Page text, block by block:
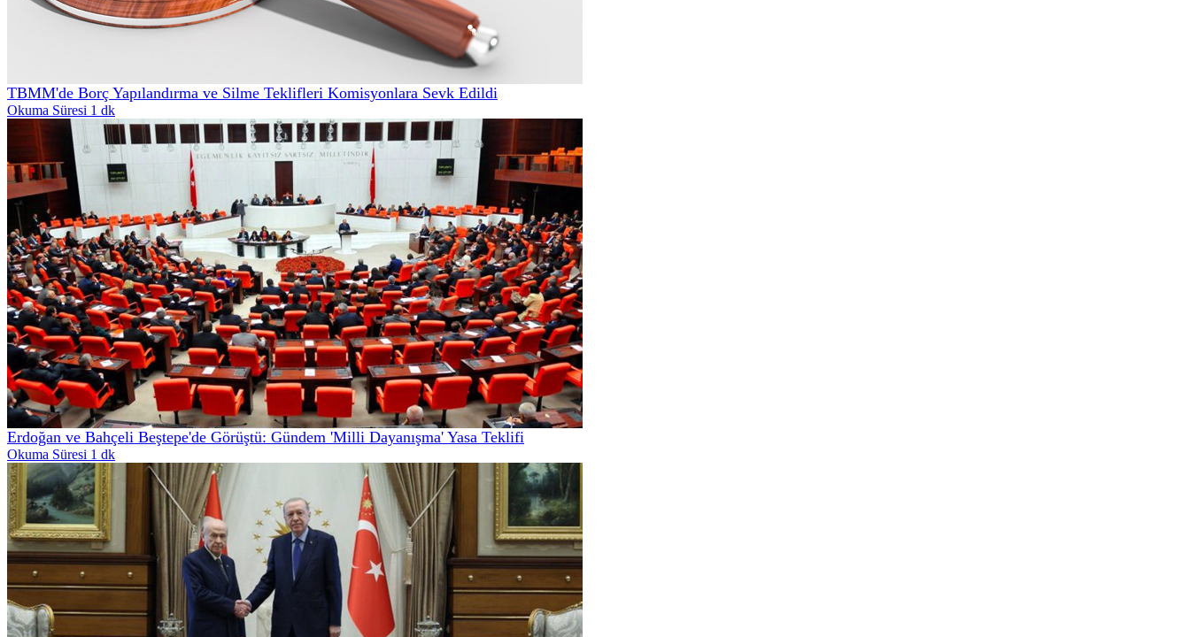
TBMM'de Borç Yapılandırma ve Silme Teklifleri Komisyonlara Sevk Edildi
Okuma Süresi 1 dk
Erdoğan ve Bahçeli Beştepe'de Görüştü: Gündem 'Milli Dayanışma' Yasa Teklifi
Okuma Süresi 1 dk